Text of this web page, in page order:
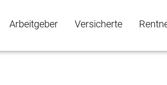
Arbeitgeber Versicherte